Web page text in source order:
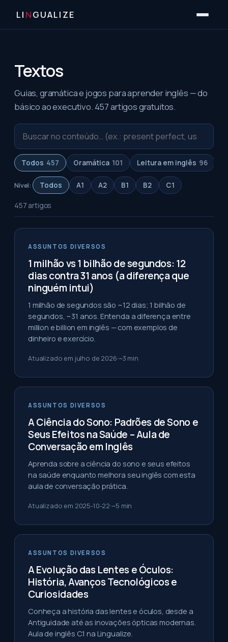
LI NGUALIZE
Textos
Guias, gramática e jogos para aprender inglês — do
básico ao executivo. 457artigos gratuitos.
Buscar
artigos
Todos 457 Gramática 101 Leitura em inglês 96
Nível: Todos A1 A2 B1 B2 C1
457 artigos
ASSUNTOS DIVERSOS
1 milhão vs 1 bilhão de segundos: 12
dias contra 31 anos (a diferença que
ninguém intui)
1 milhão de segundos são ~12 dias; 1 bilhão de
segundos, ~31 anos. Entenda a diferença entre
million e billion em inglês — com exemplos de
dinheiro e exercício.
Atualizado em julho de 2026 ~3 min
ASSUNTOS DIVERSOS
A Ciência do Sono: Padrões de Sono e
Seus Efeitos na Saúde – Aula de
Conversação em Inglês
Aprenda sobre a ciência do sono e seus efeitos
na saúde enquanto melhora seu inglês com esta
aula de conversação prática.
Atualizado em 2025-10-22 ~5 min
ASSUNTOS DIVERSOS
A Evolução das Lentes e Óculos:
História, Avanços Tecnológicos e
Curiosidades
Conheça a história das lentes e óculos, desde a
Antiguidade até as inovações ópticas modernas.
Aula de inglês C1 na Lingualize.